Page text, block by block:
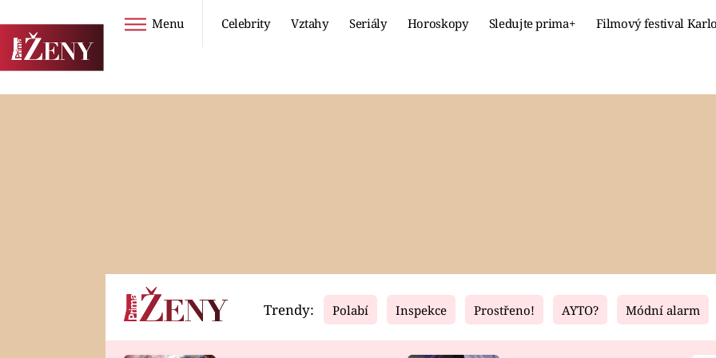
Menu Celebrity Vztahy Seriály Horoskopy Sledujte prima+ Filmový festival
Horoskopy Video Fresh Living
Trendy: Polabí Inspekce Prostřeno! AYTO? Módní alarm